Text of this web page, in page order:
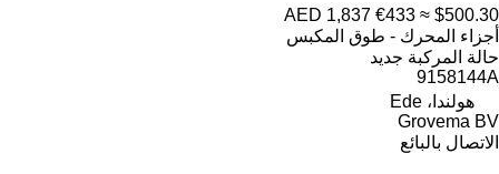
AED 1,837 €433 ≈ $500.30
أجزاء المحرك - طوق المكبس
حالة المركبة جديد
9158144A
هولندا، Ede
Grovema BV
الاتصال بالبائع